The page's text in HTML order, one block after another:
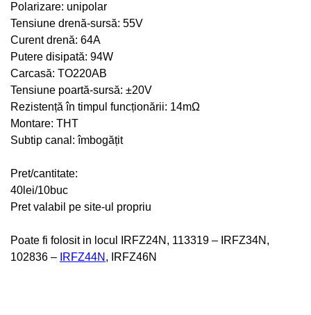
Polarizare: unipolar
Tensiune drenă-sursă: 55V
Curent drenă: 64A
Putere disipată: 94W
Carcasă: TO220AB
Tensiune poartă-sursă: ±20V
Rezistență în timpul funcționării: 14mΩ
Montare: THT
Subtip canal: îmbogățit
Pret/cantitate:
40lei/10buc
Pret valabil pe site-ul propriu
Poate fi folosit in locul IRFZ24N, 113319 – IRFZ34N,
102836 – IRFZ44N , IRFZ46N